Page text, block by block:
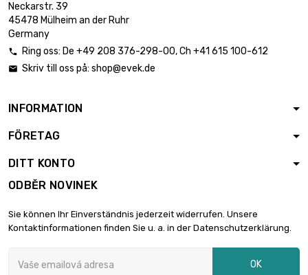
délka : 0.02 Meter
průměr : 3mm
délka : 0.05 Meter
délka : 0.1 Meter
průměr : 3mm
2,26 €
délka : 0.3 Meter
Neckarstr. 39
45478 Mülheim an der Ruhr
Germany
 Ring oss: De +49 208 376-298-00, Ch +41 615 100-612
 Skriv till oss på: shop@evek.de
INFORMATION
FÖRETAG
DITT KONTO
ODBĚR NOVINEK
Sie können Ihr Einverständnis jederzeit widerrufen. Unsere
Kontaktinformationen finden Sie u. a. in der Datenschutzerklärung.
OK